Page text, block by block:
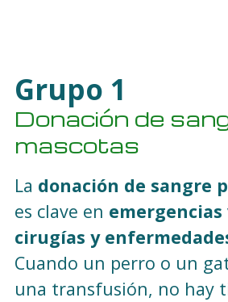
Grupo 1
Donación de
mascotas
La donación de sangre
es clave en
cirugías y
Cuando un perro o un
una transfusión, no hay